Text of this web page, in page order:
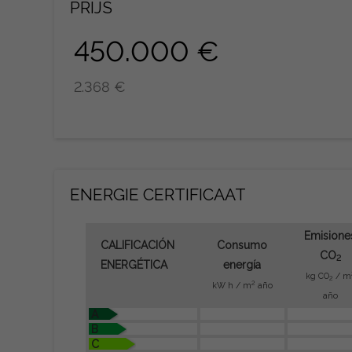
PRIJS
450.000 €
2.368 €
ENERGIE CERTIFICAAT
CALIFICACIÓN
ENERGÉTICA
Consumo
energía
kW h / m 2 año
CO2
kg CO2 / m
año
A
B
C